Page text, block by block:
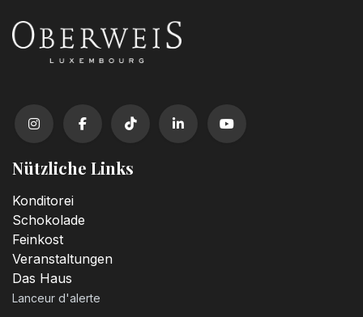
Nützliche Links
Konditorei
Schokolade
Feinkost
Veranstaltungen
Das Haus
Lanceur d'alerte